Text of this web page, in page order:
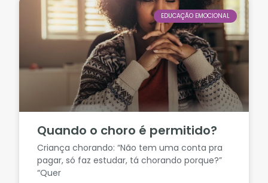
EDUCAÇÃO EMOCIONAL
Quando o choro é permitido?
Criança chorando: “Não tem uma conta pra
pagar, só faz estudar, tá chorando porque?”
“Quer